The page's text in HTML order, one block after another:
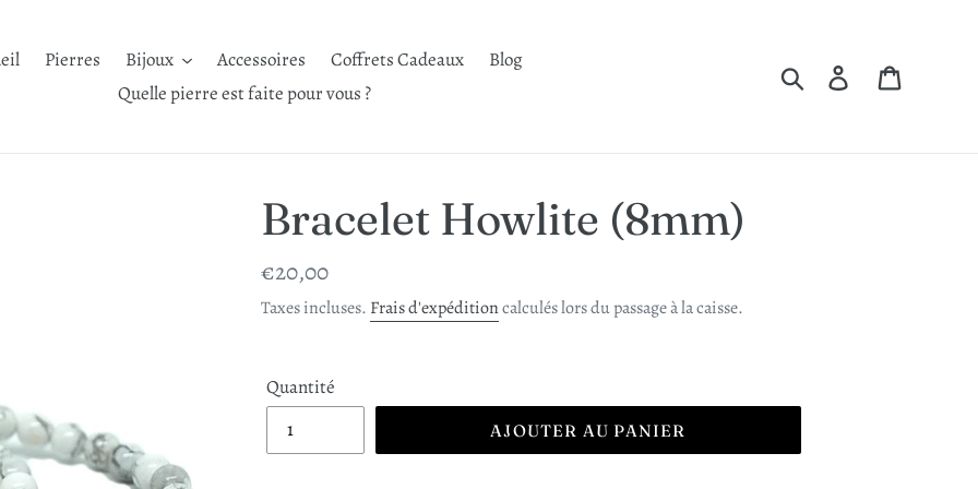
Pierres Bijoux Accessoires Coffrets Cadeaux
Blog
Quelle pierre est faite pour vous ?
RechercherSe connecter
Bracelet Howlite (8mm)
Prix
normal
€20,00
Taxes incluses. Frais d'expéditioncalculés lors du passage à la caisse.
Quantité
AJOUTER AU PANIER